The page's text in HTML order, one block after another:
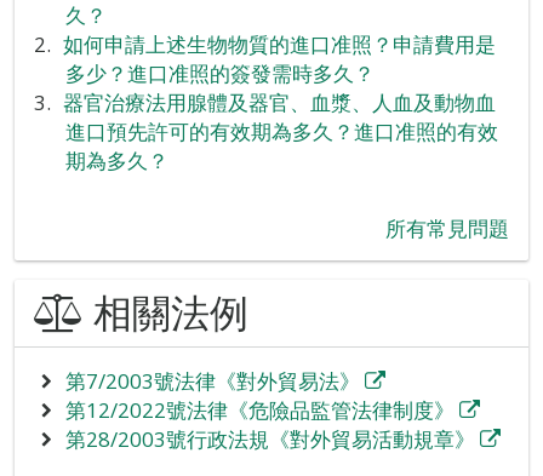
久？
如何申請上述生物物質的進口准照？申請費用是
多少？進口准照的簽發需時多久？
器官治療法用腺體及器官、血漿、人血及動物血
進口預先許可的有效期為多久？進口准照的有效
期為多久？
所有常見問題
相關法例
第7/2003號法律《對外貿易法》
第12/2022號法律《危險品監管法律制度》
第28/2003號行政法規《對外貿易活動規章》